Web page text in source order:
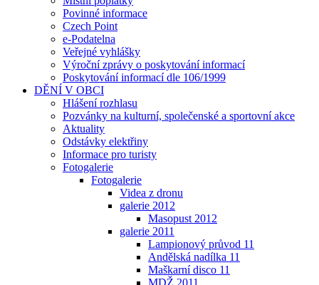
Povinné informace
Czech Point
e-Podatelna
Veřejné vyhlášky
Výroční zprávy o poskytování informací
Poskytování informací dle 106/1999
DĚNÍ V OBCI
Hlášení rozhlasu
Pozvánky na kulturní, společenské a sportovní akce
Aktuality
Odstávky elektřiny
Informace pro turisty
Fotogalerie
Fotogalerie
Videa z dronu
galerie 2012
Masopust 2012
galerie 2011
Lampionový průvod 11
Andělská nadílka 11
Maškarní disco 11
MDŽ 2011